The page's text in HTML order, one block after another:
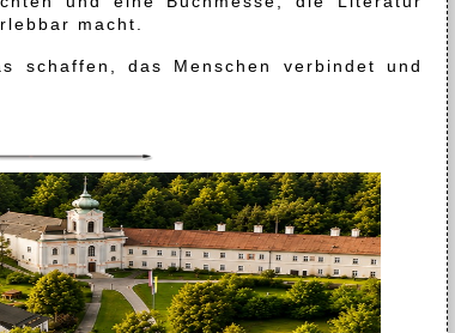
macht.
schaffen, das Menschen verbindet und